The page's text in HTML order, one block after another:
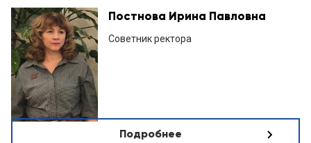
Постнова Ирина Павловна
Советник ректора
Подробнее